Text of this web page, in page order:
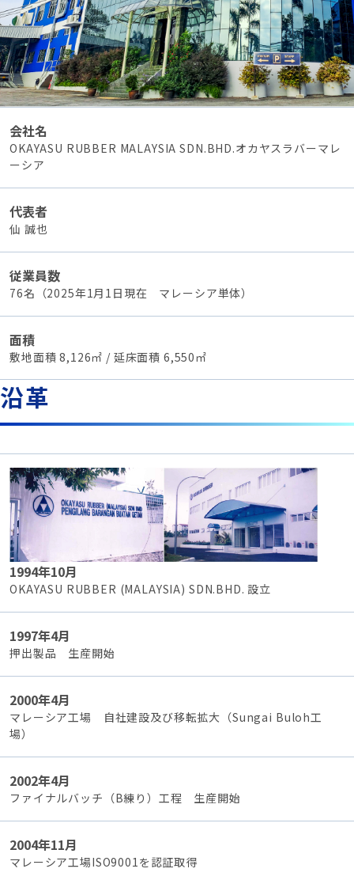
会社名
OKAYASU RUBBER MALAYSIA SDN.BHD.オカヤスラバーマレ
ーシア
代表者
仙 誠也
従業員数
76名（2025年1月1日現在 マレーシア単体）
面積
敷地面積 8,126㎡ / 延床面積 6,550㎡
沿革
1994年10月
OKAYASU RUBBER (MALAYSIA) SDN.BHD. 設立
1997年4月
押出製品 生産開始
2000年4月
マレーシア工場 自社建設及び移転拡大（Sungai Buloh工
場）
2002年4月
ファイナルバッチ（B練り）工程 生産開始
2004年11月
マレーシア工場ISO9001を認証取得